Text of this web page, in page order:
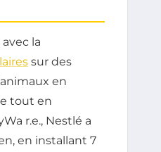
la
sur des
en
tout en
r.e., Nestlé a
en installant 7